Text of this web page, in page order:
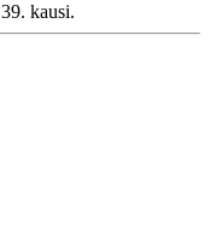
kausi.